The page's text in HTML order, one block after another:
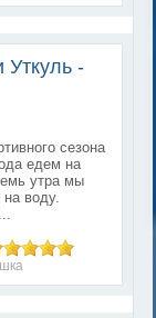
Уткуль -
сезона
едем на
утра мы
воду.